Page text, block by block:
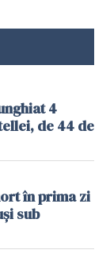
4
de 44 de
în prima zi
sub